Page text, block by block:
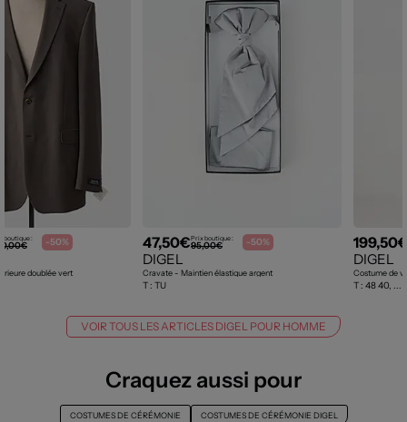
boutique : -50%
doublée vert
47,50€Prix boutique :
95,00€ -50%
DIGEL
Cravate - Maintien élastique argent
T : TU
DIGEL
Costume de
T : 48 40, ...
VOIR TOUS LES ARTICLES DIGEL POUR HOMME
Craquez aussi pour
COSTUMES DE CÉRÉMONIE COSTUMES DE CÉRÉMONIE DIGEL